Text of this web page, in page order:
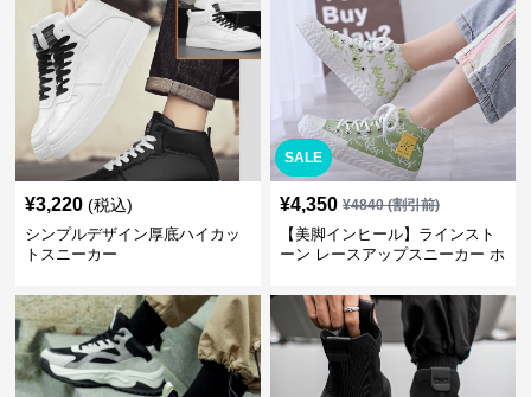
¥3,220 (税込)
シンプルデザイン厚底ハイカッ
トスニーカー
SALE
¥4,350 ¥4840(割引前)
【美脚インヒール】ラインスト
ーン レースアップスニーカー ホ